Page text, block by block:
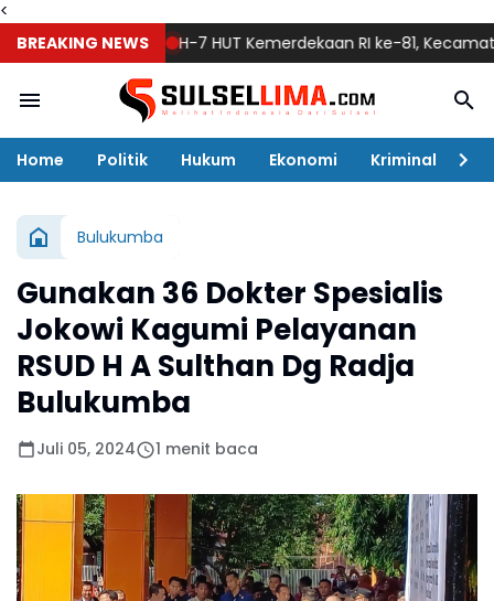
<
BREAKING NEWSH-7 HUT Kemerdekaan RI ke-81, Kecamatan
Home Politik Hukum Ekonomi Kriminal
Bulukumba
Gunakan 36 Dokter Spesialis
Jokowi Kagumi Pelayanan
RSUD H A Sulthan Dg Radja
Bulukumba
Juli 05, 2024 1 menit baca